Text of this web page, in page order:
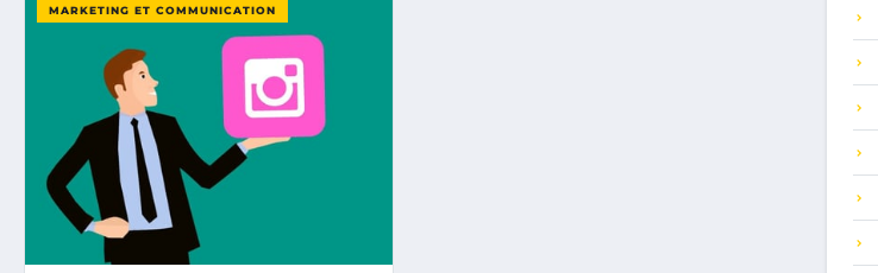
MARKETING ET COMMUNICATION